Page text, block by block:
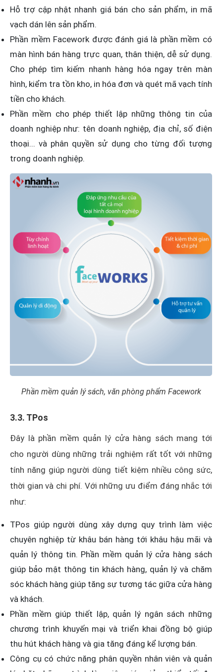
Hỗ trợ cập nhật nhanh giá bán cho sản phẩm, in mã
vạch dán lên sản phẩm.
Phần mềm Facework được đánh giá là phần mềm có
màn hình bán hàng trực quan, thân thiện, dễ sử dụng.
Cho phép tìm kiếm nhanh hàng hóa ngay trên màn
hình, kiểm tra tồn kho, in hóa đơn và quét mã vạch tính
tiền cho khách.
Phần mềm cho phép thiết lập những thông tin của
doanh nghiệp như: tên doanh nghiệp, địa chỉ, số điện
thoại... và phân quyền sử dụng cho từng đối tượng
trong doanh nghiệp.
Phần mềm quản lý sách, văn phòng phẩm Facework
3.3. TPos
Đây là phần mềm quản lý cửa hàng sách mang tới
cho người dùng những trải nghiệm rất tốt với những
tính năng giúp người dùng tiết kiệm nhiều công sức,
thời gian và chi phí. Với những ưu điểm đáng nhắc tới
như:
TPos giúp người dùng xây dựng quy trình làm việc
chuyên nghiệp từ khâu bán hàng tới khâu hậu mãi và
quản lý thông tin. Phần mềm quản lý cửa hàng sách
giúp bảo mật thông tin khách hàng, quản lý và chăm
sóc khách hàng giúp tăng sự tương tác giữa cửa hàng
và khách.
Phần mềm giúp thiết lập, quản lý ngân sách những
chương trình khuyến mại và triển khai đồng bộ giúp
thu hút khách hàng và gia tăng đáng kể lượng bán.
Công cụ có chức năng phân quyền nhân viên và quản